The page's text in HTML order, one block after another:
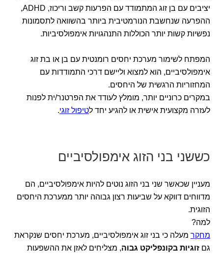
יציבים עם בן זוג המתמודד עם הפרעות קשב וריכוז, ADHD,
ההפרעה שנחשבת הנורמטיבית ביותר בהשוואה לתסמונות
נפשיות קשות יותר הכוללות התנהגויות אימפולסיביות.
המפתח לשימור מערכת יחסים רומנטית עם בן או בת זוג
אימפולסיביים, הוא למצוא וליישם דרכי התמודדות עם
המחזוריות הרגשית של היחסים.
במקרים כרוניים יותר, מומלץ לעודד את הפרטנר/ית לפנות
לעזרה מקצועית אישית או להגיע יחד לטיפול זוגי.
כששני בני הזוג אימפולסיביים
מעניין שכאשר שני בני הזוג נוטים להיות אימפולסיביים, הם
מדווחים דווקא על שביעות רצון גבוהה יותר ממערכת היחסים
הזוגית.
למה?
מחקר מעלה כי בני זוג אימפולסיביים, מערכת יחסים שנקראת
גם זוגיות בקונפליקט גבוה, מצליחים לאזן את ההשפעות